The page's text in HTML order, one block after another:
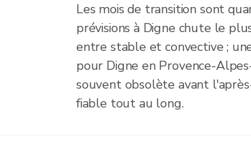
Les mois de transition sont
prévisions à Digne chute le
entre stable et convective ;
pour Digne en Provence-
souvent obsolète avant
fiable tout au long.